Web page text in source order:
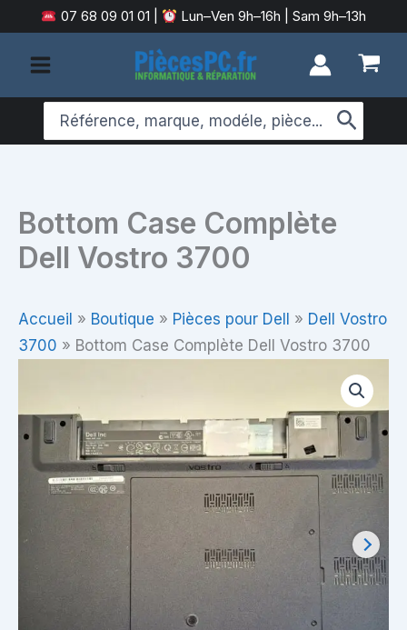
au
contenu
07 68 09 01 01 Lun–Ven 9h–16h | Sam 9h–13h
Search
for:
Bottom Case Complète
Dell Vostro 3700
Accueil » Boutique » Pièces pour Dell » Dell Vostro
3700 » Bottom Case Complète Dell Vostro 3700